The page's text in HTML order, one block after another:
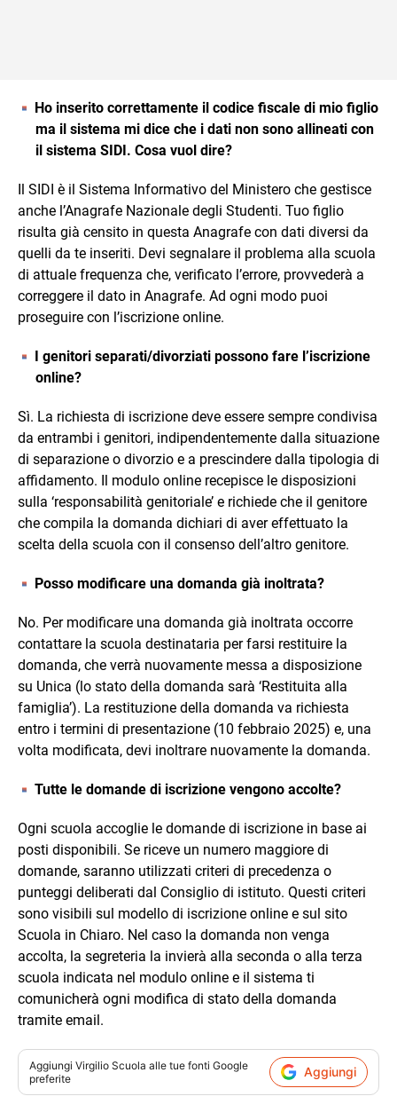
Ho inserito correttamente il codice fiscale di mio figlio
ma il sistema mi dice che i dati non sono allineati con
il sistema SIDI. Cosa vuol dire?
Il SIDI è il Sistema Informativo del Ministero che gestisce
anche l’Anagrafe Nazionale degli Studenti. Tuo figlio
risulta già censito in questa Anagrafe con dati diversi da
quelli da te inseriti. Devi segnalare il problema alla scuola
di attuale frequenza che, verificato l’errore, provvederà a
correggere il dato in Anagrafe. Ad ogni modo puoi
proseguire con l’iscrizione online.
I genitori separati/divorziati possono fare l’iscrizione
online?
Sì. La richiesta di iscrizione deve essere sempre condivisa
da entrambi i genitori, indipendentemente dalla situazione
di separazione o divorzio e a prescindere dalla tipologia di
affidamento. Il modulo online recepisce le disposizioni
sulla ‘responsabilità genitoriale’ e richiede che il genitore
che compila la domanda dichiari di aver effettuato la
scelta della scuola con il consenso dell’altro genitore.
Posso modificare una domanda già inoltrata?
No. Per modificare una domanda già inoltrata occorre
contattare la scuola destinataria per farsi restituire la
domanda, che verrà nuovamente messa a disposizione
su Unica (lo stato della domanda sarà ‘Restituita alla
famiglia’). La restituzione della domanda va richiesta
entro i termini di presentazione (10 febbraio 2025) e, una
volta modificata, devi inoltrare nuovamente la domanda.
Tutte le domande di iscrizione vengono accolte?
Ogni scuola accoglie le domande di iscrizione in base ai
posti disponibili. Se riceve un numero maggiore di
domande, saranno utilizzati criteri di precedenza o
punteggi deliberati dal Consiglio di istituto. Questi criteri
sono visibili sul modello di iscrizione online e sul sito
Scuola in Chiaro. Nel caso la domanda non venga
accolta, la segreteria la invierà alla seconda o alla terza
scuola indicata nel modulo online e il sistema ti
comunicherà ogni modifica di stato della domanda
tramite email.
Aggiungi Virgilio Scuola alle tue fonti Google
preferite
Aggiungi